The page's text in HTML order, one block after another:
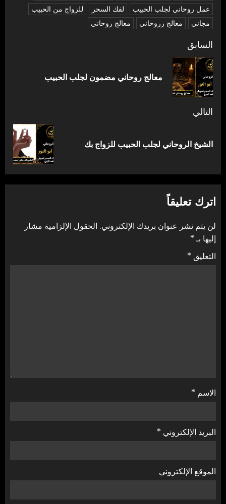
عمل روحاني لجلب الحبيب
لفك السحر
للزواج من الحبيب
مجاني
معالج رروحاني معالج روحاني
تصفّح
المقالات
السابق
معالج روحاني مضمون لجلب الحبيب
التالي
المقالة
الشيخ الروحاني لجلب الحبيب للزواج بك
اترك تعليقاً
لن يتم نشر عنوان بريدك الإلكتروني. الحقول الإلزامية مشار
إليها بـ*
التعليق *
الاسم *
البريد الإلكتروني *
الموقع الإلكتروني